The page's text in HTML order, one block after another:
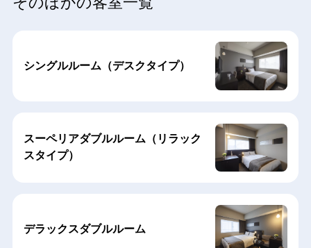
シングルルーム（デスクタイプ）
スーペリアダブルルーム（リラック
スタイプ）
デラックスダブルルーム